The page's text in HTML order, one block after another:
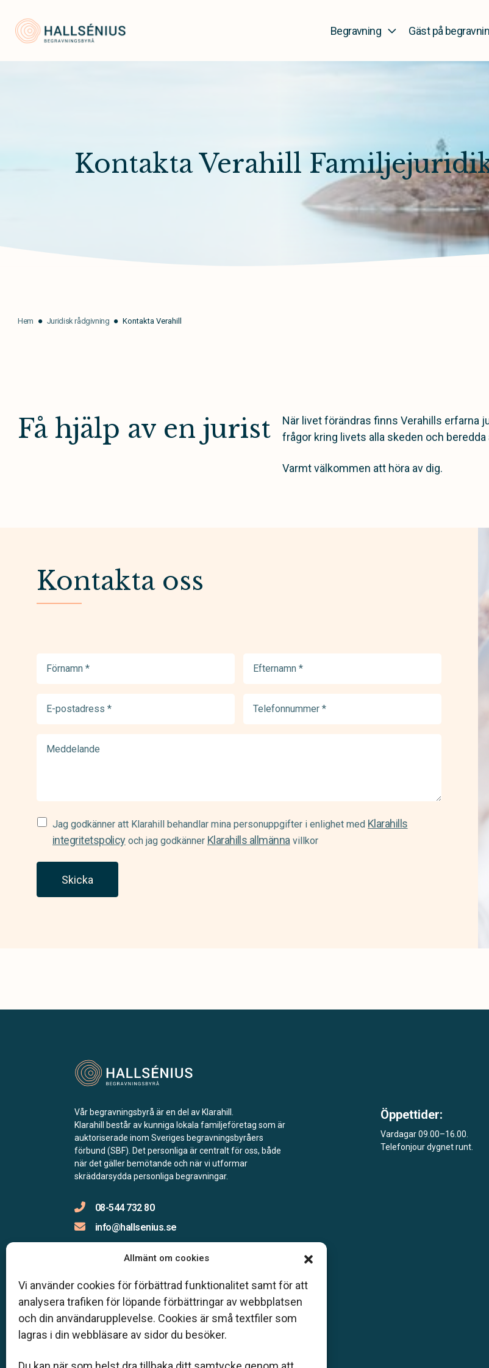
Allmänt om cookies
Vi använder cookies för förbättrad funktionalitet samt för att
analysera trafiken för löpande förbättringar av webbplatsen
och din användarupplevelse. Cookies är små textfiler som
lagras i din webbläsare av sidor du besöker.
Begravning Gäst på
Kontakta Verahill
Hem Juridisk rådgivning Kontakta Verahill
Få hjälp av en jurist
När livet förändras finns Verahills erfarna
frågor kring livets alla skeden och
Varmt välkommen att höra av dig.
Kontakta oss
postadress
Samtycke
(Required)
Jag godkänner att Klarahill behandlar mina personuppgifter i enlighet med Klarahills
integritetspolicyoch jag godkänner Klarahills allmännavillkor
Skicka
Vår begravningsbyrå är en del av Klarahill.
Klarahill består av kunniga lokala familjeföretag som är
auktoriserade inom Sveriges begravningsbyråers
förbund (SBF). Det personliga är centralt för oss, både
när det gäller bemötande och när vi utformar
skräddarsydda personliga begravningar.
08-544 732 80
info@hallsenius.se
Jourtelefon
Du når oss dygnet runt på:
Täby – 08-544 732 80
Stockholm –08-545 426 50
Öppettider:
Vardagar 09.00–16.00.
Telefonjour dygnet runt.